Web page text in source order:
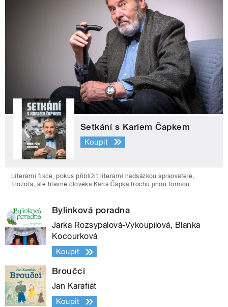
Setkání s Karlem Čapkem
Koupit
Literární fikce, pokus přiblížit literární nadsázkou spisovatele,
filozofa, ale hlavně člověka Karla Čapka trochu jinou formou.
Bylinková poradna
Jarka Rozsypalová-Vykoupilová, Blanka
Kocourková
Koupit
Broučci
Jan Karafiát
Koupit